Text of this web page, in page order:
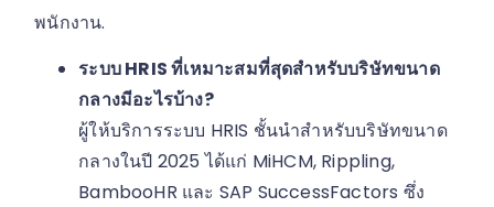
พนักงาน.
ระบบ HRIS ที่เหมาะสมที่สุดสำหรับบริษัทขนาด
กลางมีอะไรบ้าง?
ผู้ให้บริการระบบ HRIS ชั้นนำสำหรับบริษัทขนาด
กลางในปี 2025 ได้แก่ MiHCM, Rippling,
BambooHR และ SAP SuccessFactors ซึ่ง